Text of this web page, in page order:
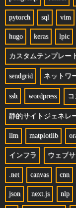
pytorch sql vim
hugo keras lpic
カスタムテンプレー
sendgrid ネットワ
ssh wordpress
静的サイトジェネレ
llm matplotlib
インフラ ウェブ
.net canvas cnn
json next.js nlp